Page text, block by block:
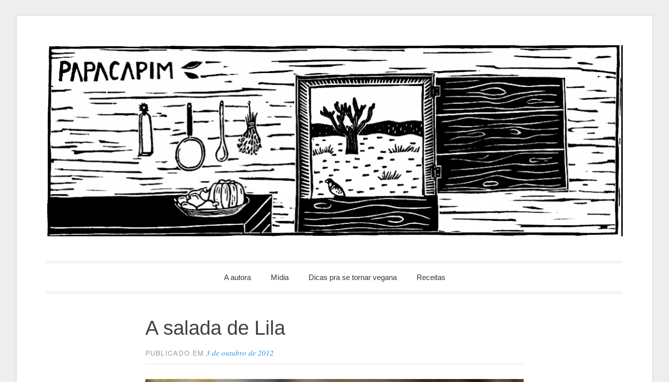
conteúdo
PapacapimA autora Mídia Dicas pra se tornar vegana Receitas
A salada de Lila
PUBLICADO EM3 de outubro de 2012